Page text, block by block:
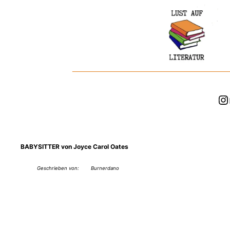
BABYSITTER von Joyce Carol Oates
Geschrieben von: Burnerdano